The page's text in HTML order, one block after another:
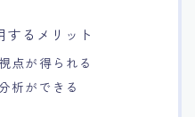
るメリット
点が得られる
析ができる